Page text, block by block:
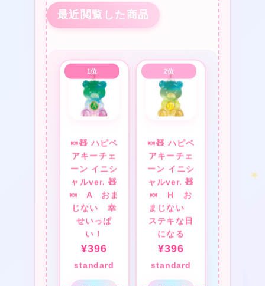
最近閲覧した商品
🍬🧸 ハピベ
アキーチェ
ーン イニシ
ャルver. 🧸
🍬 A おま
じない 幸
せいっぱ
い！
¥396
standard
🍬🧸 ハピベ
アキーチェ
ーン イニシ
ャルver. 🧸
🍬 H お
まじない
ステキな日
になる
¥396
standard
❤
★